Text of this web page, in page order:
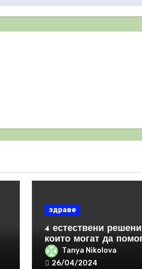
здраве
4 естествени
които могат да
за справяне с РАКА
Tanya Nikolova
26/04/2024